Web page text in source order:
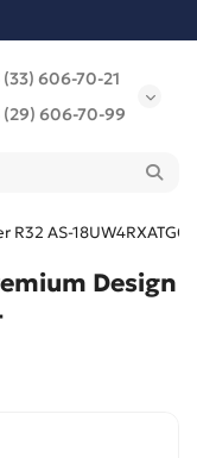
(33) 606-70-21
(29) 606-70-99
AS-18UW4RXATG03
Design